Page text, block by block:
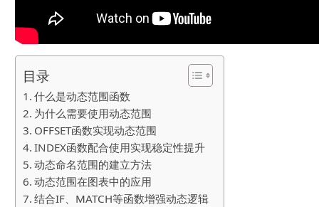
目录
什么是动态范围函数
为什么需要使用动态范围
OFFSET函数实现动态范围
INDEX函数配合使用实现稳定性提升
动态命名范围的建立方法
动态范围在图表中的应用
结合IF、MATCH等函数增强动态逻辑